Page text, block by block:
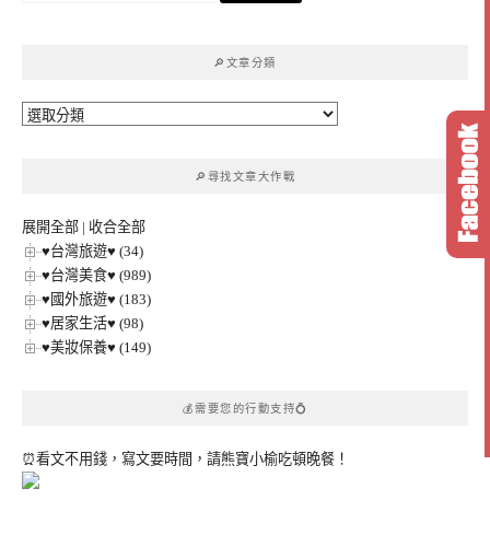
🔎文章分類
🔎
🔎尋找文章大作戰
展開全部 | 收合全部
♥台灣旅遊♥ (34)
♥台灣美食♥ (989)
♥國外旅遊♥ (183)
♥居家生活♥ (98)
♥美妝保養♥ (149)
💰需要您的行動支持💍
⏰看文不用錢，寫文要時間，請熊寶小榆吃頓晚餐！